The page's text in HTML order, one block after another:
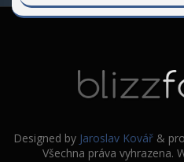
Designed by Jaroslav Kovář &
Všechna práva vyhrazena.